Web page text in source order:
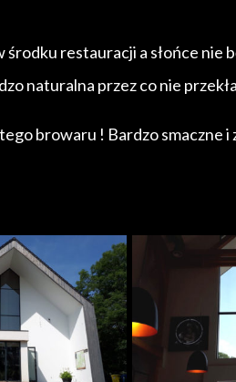
restauracji a słońce nie
naturalna przez co nie
browaru ! Bardzo smaczne